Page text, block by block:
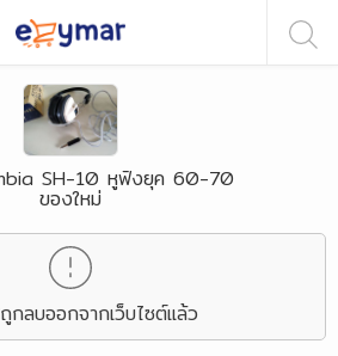
SH-10 หูฟังยุค 60-70
ของใหม่
กลบออกจากเว็บไซต์แล้ว